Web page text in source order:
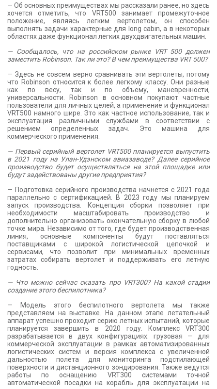
— Об основных преимуществах мы рассказали ранее, но здесь
хочется отметить, что VRT500 занимает промежуточное
положение, являясь легким вертолетом, он способен
выполнять задачи характерные для long cabin, а в некоторых
областях даже функционал легких двухдвигательных машин.
— Сообщалось, что на российском рынке VRT 500 должен
заместить Robinson. Так ли это? В чем преимущества VRT 500?
— Здесь не совсем верно сравнивать эти вертолеты, потому
что Robinson относится к более легкому классу. Они разные
как по весу, так и по объему, маневренности,
универсальности. Robinson в основном покупают частные
пользователи для личных целей, а применение и функционал
VRT500 намного шире. Это как частное использование, так и
эксплуатация различными службами в соответствии с
решением определенных задач. Это машина для
коммерческого применения.
— Первый серийный вертолет VRT500 планируется выпустить
в 2021 году на Улан-Удэнском авиазаводе? Далее серийное
производство будет осуществляться на этой площадке или
будут задействованы другие предприятия?
— Подготовка серийного производства начнется с 2021 года
параллельно с сертификацией. В 2023 году мы планируем
запуск производства. Концепция сборки позволяет при
необходимости масштабировать производство и
дополнительно организовать окончательную сборку в любой
точке мира. Независимо от того, где будет производственная
линия, основные компоненты будут поставляться
поставщиками с широкой логистической цепочкой и
сервисами, что позволит при минимальных временных
затратах собирать вертолет и поддерживать его летную
годность.
— Что можно сейчас сказать про VRT300? На какой стадии
создание этого беспилотника?
— Модель этого беспилотного вертолета мы также
представляем на выставке. На данном этапе летательный
аппарат успешно проходит серию летных испытаний, которые
планируется завершить в 2020 году. Комплекс VRT300
разрабатывается в двух конфигурациях: грузовая — для
коммерческой эксплуатации в рамках автоматизированных
логистических систем и версия комплекса с увеличенной
дальностью полета для мониторинга подстилающей
поверхности и дистанционного зондирования. Также ведутся
работы по оснащению VRT300 системами точной
автоматической посадки на корабль для эксплуатации на